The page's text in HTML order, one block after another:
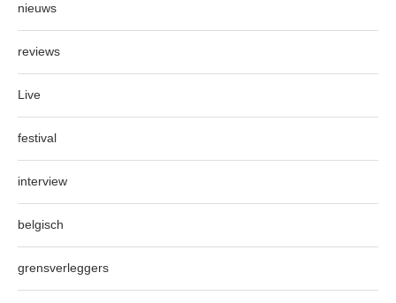
nieuws
reviews
Live
festival
interview
belgisch
grensverleggers